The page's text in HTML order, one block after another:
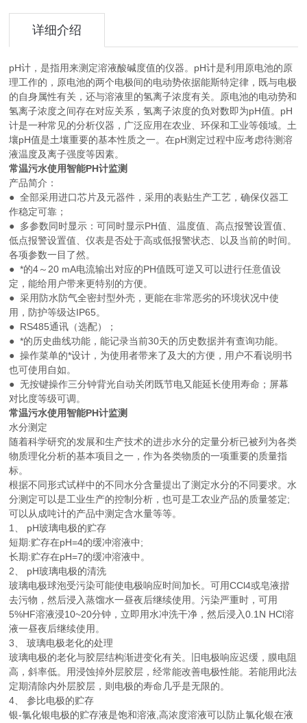
详细介绍
pH计，是指用来测定溶液酸碱度值的仪器。pH计是利用原电池的原
理工作的，原电池的两个电极间的电动势依据能斯特定律，既与电极
的自身属性有关，还与溶液里的氢离子浓度有关。原电池的电动势和
氢离子浓度之间存在对应关系，氢离子浓度的负对数即为pH值。pH
计是一种常见的分析仪器，广泛应用在农业、环保和工业等领域。土
壤pH值是土壤重要的基本性质之一。在pH测定过程中应考虑待测溶
液温度及离子强度等因素。
常温污水使用智能PH计监测
产品简介：
● 全部采用进口芯片及元器件，采用的表贴生产工艺，确保仪器工
作稳定可靠；
● 多参数同时显示：可同时显示PH值、温度值、高点报警设置值、
低点报警设置值、仪表是否处于高或低报警状态、以及当前的时间。
各项参数一目了然。
● *的4～20 mA电流输出对应的PH值既可逆又可以进行任意值设
定，能给用户带来更特别的方便。
● 采用防水防气全密封型外壳，更能在非常恶劣的环境状况中使
用，防护等级达IP65。
● RS485通讯（选配）；
● *的历史曲线功能，能记录当前30天的历史数据并有查询功能。
● 操作菜单的*设计，为使用者带来了及大的方便，用户不看说明书
也可使用自如。
● 无按键操作三分钟背光自动关闭既节电又能延长使用寿命；屏幕
对比度等级可调。
常温污水使用智能PH计监测
水分测定
随着科学研究的发展和生产技术的进步水分的定量分析已被列为各类
物质理化分析的基本项目之一，作为各类物质的一项重要的质量指
标。
根据不同形式试样中的不同水分含量提出了测定水分的不同要求。水
分测定可以是工业生产的控制分析，也可是工农业产品的质量签定;
可以从成吨计的产品中测定含水量等等。
1、 pH玻璃电极的贮存
短期:贮存在pH=4的缓冲溶液中;
长期:贮存在pH=7的缓冲溶液中。
2、 pH玻璃电极的清洗
玻璃电极球泡受污染可能使电极响应时间加长。可用CCl4或皂液揩
去污物，然后浸入蒸馏水一昼夜后继续使用。污染严重时，可用
5%HF溶液浸10~20分钟，立即用水冲洗干净，然后浸入0.1N HCl溶
液一昼夜后继续使用。
3、 玻璃电极老化的处理
玻璃电极的老化与胶层结构渐进变化有关。旧电极响应迟缓，膜电阻
高，斜率低。用浸蚀掉外层胶层，经常能改善电极性能。若能用此法
定期清除内外层胶层，则电极的寿命几乎是无限的。
4、 参比电极的贮存
银-氯化银电极的贮存液是饱和溶液,高浓度溶液可以防止氯化银在液